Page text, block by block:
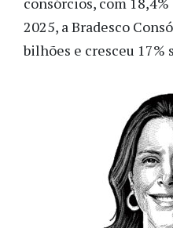
2025, a Bradesco
bilhões e cresceu 17%